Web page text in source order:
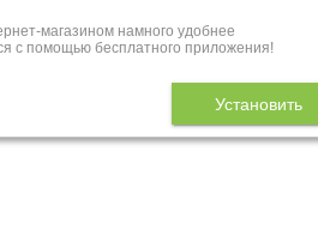
магазином намного удобнее
с помощью бесплатного приложения!
Установить